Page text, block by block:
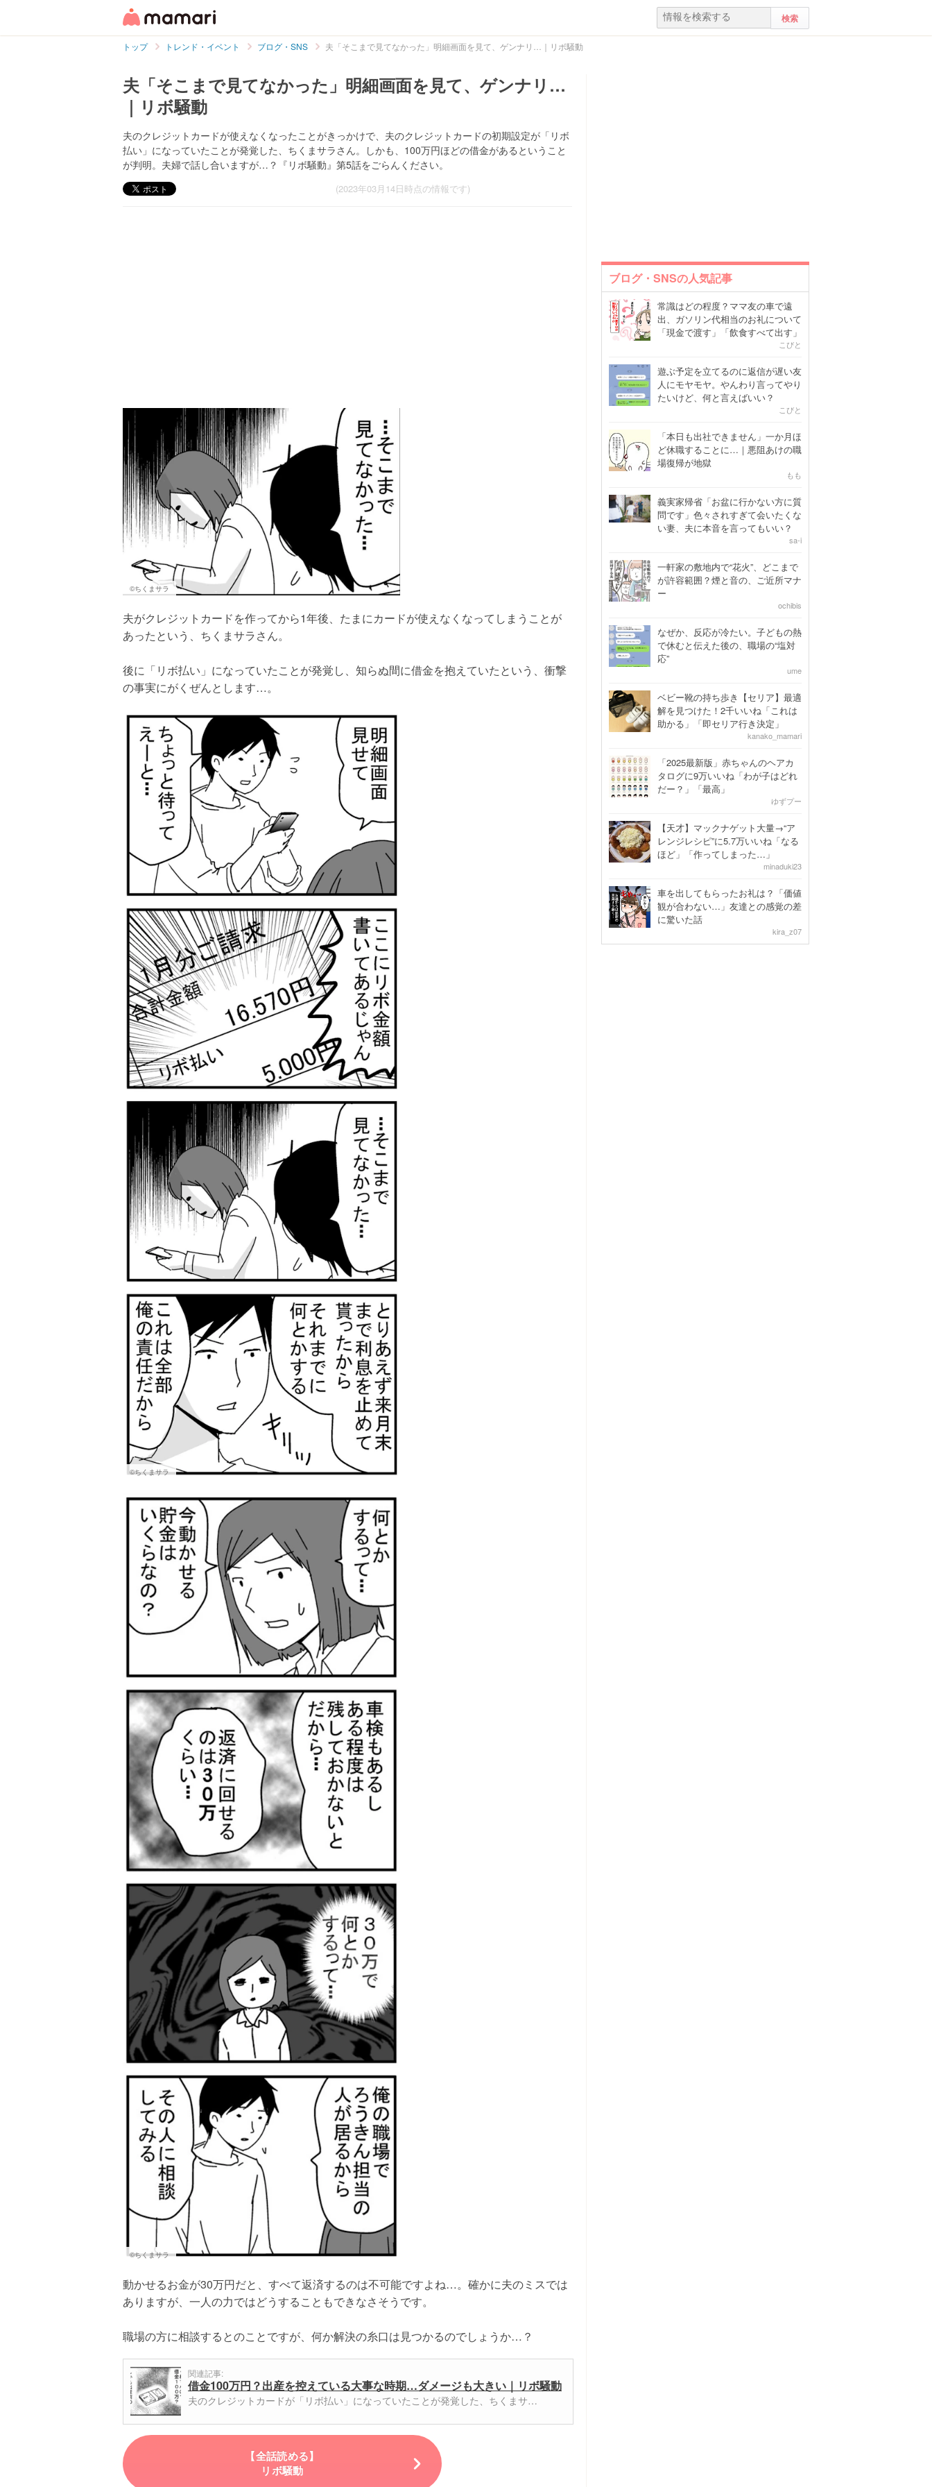
トップ トレンド・イベント ブログ・SNS 夫「そこまで見てなかった」明細画面を見て、ゲンナリ…｜リボ騒動
夫「そこまで見てなかった」明細画面を見て、ゲンナリ…
｜リボ騒動
夫のクレジットカードが使えなくなったことがきっかけで、夫のクレジットカードの初期設定が「リボ
払い」になっていたことが発覚した、ちくまサラさん。しかも、100万円ほどの借金があるということ
が判明。夫婦で話し合いますが…？『リボ騒動』第5話をごらんください。
(2023年03月14日時点の情報です)
©ちくまサラ
夫がクレジットカードを作ってから1年後、たまにカードが使えなくなってしまうことが
あったという、ちくまサラさん。
後に「リボ払い」になっていたことが発覚し、知らぬ間に借金を抱えていたという、衝撃
の事実にがくぜんとします…。
©ちくまサラ
©ちくまサラ
動かせるお金が30万円だと、すべて返済するのは不可能ですよね…。確かに夫のミスでは
ありますが、一人の力ではどうすることもできなさそうです。
職場の方に相談するとのことですが、何か解決の糸口は見つかるのでしょうか…？
関連記事:
借金100万円？出産を控えている大事な時期…ダメージも大きい｜リボ騒動
夫のクレジットカードが「リボ払い」になっていたことが発覚した、ちくまサ…
【全話読める】
リボ騒動
ブログ・SNSの人気記事
常識はどの程度？ママ友の車で遠
出、ガソリン代相当のお礼について
「現金で渡す」「飲食すべて出す」
こびと
遊ぶ予定を立てるのに返信が遅い友
人にモヤモヤ。やんわり言ってやり
たいけど、何と言えばいい？
こびと
「本日も出社できません」一か月ほ
ど休職することに…｜悪阻あけの職
場復帰が地獄
もも
義実家帰省「お盆に行かない方に質
問です」色々されすぎて会いたくな
い妻、夫に本音を言ってもいい？
sa-i
一軒家の敷地内で“花火”、どこまで
が許容範囲？煙と音の、ご近所マナ
ー
ochibis
なぜか、反応が冷たい。子どもの熱
で休むと伝えた後の、職場の“塩対
応”
ume
ベビー靴の持ち歩き【セリア】最適
解を見つけた！2千いいね「これは
助かる」「即セリア行き決定」
kanako_mamari
「2025最新版」赤ちゃんのヘアカ
タログに9万いいね「わが子はどれ
だー？」「最高」
ゆずプー
【天才】マックナゲット大量→“ア
レンジレシピ”に5.7万いいね「なる
ほど」「作ってしまった…」
minaduki23
車を出してもらったお礼は？「価値
観が合わない…」友達との感覚の差
に驚いた話
kira_z07